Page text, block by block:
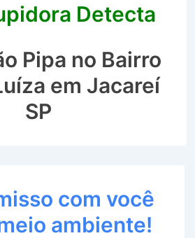
Detecta
Pipa no Bairro
em Jacareí
SP
com você
ambiente!